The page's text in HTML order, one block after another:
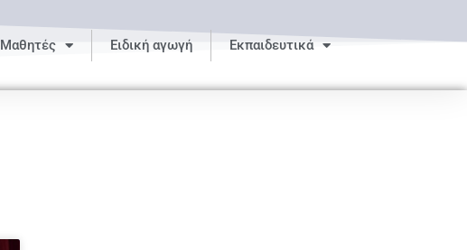
Μαθητές Ειδική αγωγή Εκπαιδευτικά